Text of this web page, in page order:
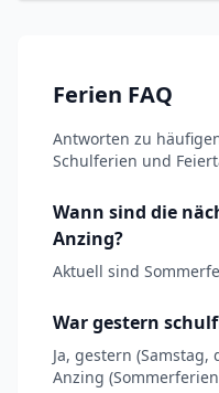
Ferien FAQ
Antworten zu
Schulferien und
Wann sind die
Anzing?
Aktuell sind
War gestern
Ja, gestern
Anzing